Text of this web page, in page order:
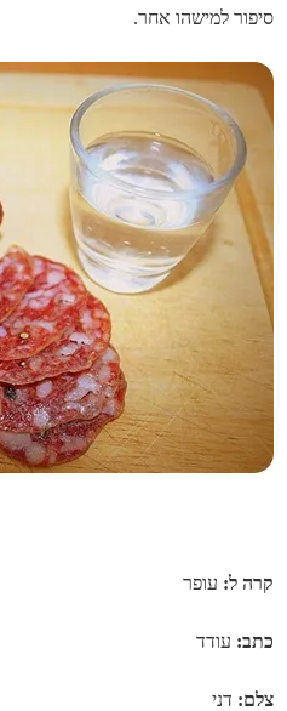
סיפור למישהו אחר.
קרה ל: עופר
כתב: עודד
צלם: דני